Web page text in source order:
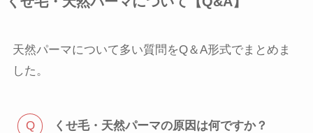
天然パーマについて多い質問をQ＆A形式でまとめま
した。
くせ毛・天然パーマの原因は何ですか？